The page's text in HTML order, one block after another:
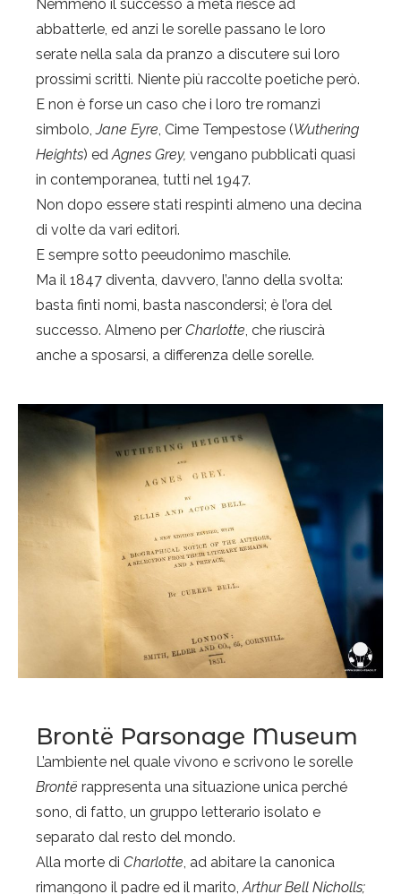
Nemmeno il successo a metà riesce ad
abbatterle, ed anzi le sorelle passano le loro
serate nella sala da pranzo a discutere sui loro
prossimi scritti. Niente più raccolte poetiche però.
E non è forse un caso che i loro tre romanzi
simbolo,Jane Eyre, Cime Tempestose (Wuthering
Heights) edAgnes Grey, vengano pubblicati quasi
in contemporanea, tutti nel 1947.
Non dopo essere stati respinti almeno una decina
di volte da vari editori.
E sempre sotto peeudonimo maschile.
Ma il 1847 diventa, davvero, l’anno della svolta:
basta finti nomi, basta nascondersi; è l’ora del
successo. Almeno per Charlotte, che riuscirà
anche a sposarsi, a differenza delle sorelle.
Brontë Parsonage Museum
L’ambiente nel quale vivono e scrivono le sorelle
Brontë rappresenta una situazione unica perché
sono, di fatto, un gruppo letterario isolato e
separato dal resto del mondo.
Alla morte di Charlotte, ad abitare la canonica
rimangono il padre ed il marito,Arthur Bell Nicholls;